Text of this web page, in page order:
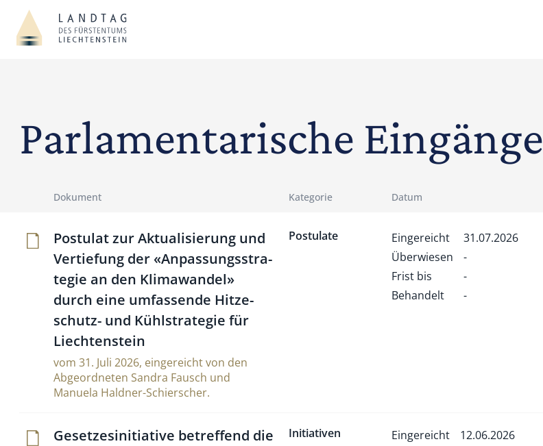
Parlamentarische Eingänge
Dokument Kategorie Datum
Postulat zur Aktua­li­sie­rung und
Ver­tie­fung der «Anpas­sungsstra­
tegie an den Kli­ma­wandel»
durch eine umfas­sende Hit­ze­
schutz- und Kühl­stra­tegie für
Liechtenstein
vom 31. Juli 2026, eingereicht von den
Abgeordneten Sandra Fausch und
Manuela Haldner-Schierscher.
Postulate Eingereicht
31.07.2026
Überwiesen
-
Frist bis
-
Behandelt
-
Geset­ze­si­ni­tia­tive betref­fend die
Initiativen Eingereicht 12.06.2026